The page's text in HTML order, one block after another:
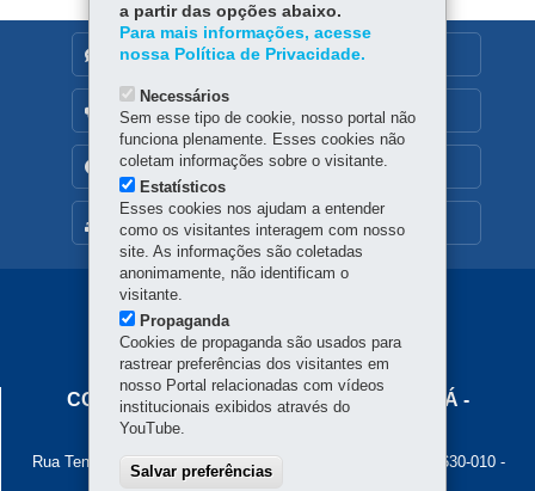
MAPA DO SITE
DENUNCIE CORRUPÇÃO
OUVIDORIA
TRANSPARÊNCIA INSTITUCIONAL
Navegação
Principal
Cohapar
COMPANHIA DE HABITAÇÃO DO PARANÁ -
Rua Tenente Francisco Ferreira de Souza, 766 - Hauer 81630-010-
Curitiba-PR
a partir das opções abaixo.
Para mais informações, acesse
nossa Política de Privacidade.
Necessários
Sem esse tipo de cookie, nosso portal não
funciona plenamente. Esses cookies não
coletam informações sobre o visitante.
Estatísticos
Esses cookies nos ajudam a entender
como os visitantes interagem com nosso
site. As informações são coletadas
anonimamente, não identificam o
visitante.
Propaganda
Cookies de propaganda são usados para
rastrear preferências dos visitantes em
nosso Portal relacionadas com vídeos
institucionais exibidos através do
YouTube.
Salvar preferências